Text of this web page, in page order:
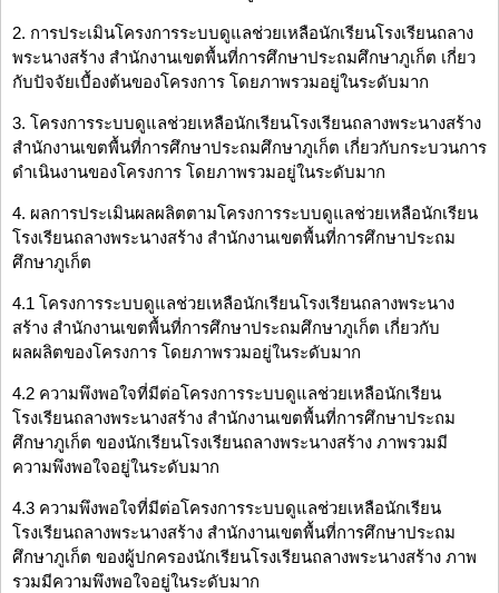
2. การประเมินโครงการระบบดูแลช่วยเหลือนักเรียนโรงเรียนถลาง
พระนางสร้าง สำนักงานเขตพื้นที่การศึกษาประถมศึกษาภูเก็ต เกี่ยว
กับปัจจัยเบื้องต้นของโครงการ โดยภาพรวมอยู่ในระดับมาก
3. โครงการระบบดูแลช่วยเหลือนักเรียนโรงเรียนถลางพระนางสร้าง
สำนักงานเขตพื้นที่การศึกษาประถมศึกษาภูเก็ต เกี่ยวกับกระบวนการ
ดำเนินงานของโครงการ โดยภาพรวมอยู่ในระดับมาก
4. ผลการประเมินผลผลิตตามโครงการระบบดูแลช่วยเหลือนักเรียน
โรงเรียนถลางพระนางสร้าง สำนักงานเขตพื้นที่การศึกษาประถม
ศึกษาภูเก็ต
4.1 โครงการระบบดูแลช่วยเหลือนักเรียนโรงเรียนถลางพระนาง
สร้าง สำนักงานเขตพื้นที่การศึกษาประถมศึกษาภูเก็ต เกี่ยวกับ
ผลผลิตของโครงการ โดยภาพรวมอยู่ในระดับมาก
4.2 ความพึงพอใจที่มีต่อโครงการระบบดูแลช่วยเหลือนักเรียน
โรงเรียนถลางพระนางสร้าง สำนักงานเขตพื้นที่การศึกษาประถม
ศึกษาภูเก็ต ของนักเรียนโรงเรียนถลางพระนางสร้าง ภาพรวมมี
ความพึงพอใจอยู่ในระดับมาก
4.3 ความพึงพอใจที่มีต่อโครงการระบบดูแลช่วยเหลือนักเรียน
โรงเรียนถลางพระนางสร้าง สำนักงานเขตพื้นที่การศึกษาประถม
ศึกษาภูเก็ต ของผู้ปกครองนักเรียนโรงเรียนถลางพระนางสร้าง ภาพ
รวมมีความพึงพอใจอยู่ในระดับมาก